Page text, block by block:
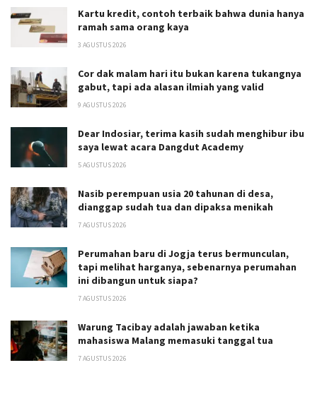
Kartu kredit, contoh terbaik bahwa dunia hanya
ramah sama orang kaya
3 AGUSTUS 2026
Cor dak malam hari itu bukan karena tukangnya
gabut, tapi ada alasan ilmiah yang valid
9 AGUSTUS 2026
Dear Indosiar, terima kasih sudah menghibur ibu
saya lewat acara Dangdut Academy
5 AGUSTUS 2026
Nasib perempuan usia 20 tahunan di desa,
dianggap sudah tua dan dipaksa menikah
7 AGUSTUS 2026
Perumahan baru di Jogja terus bermunculan,
tapi melihat harganya, sebenarnya perumahan
ini dibangun untuk siapa?
7 AGUSTUS 2026
Warung Tacibay adalah jawaban ketika
mahasiswa Malang memasuki tanggal tua
7 AGUSTUS 2026